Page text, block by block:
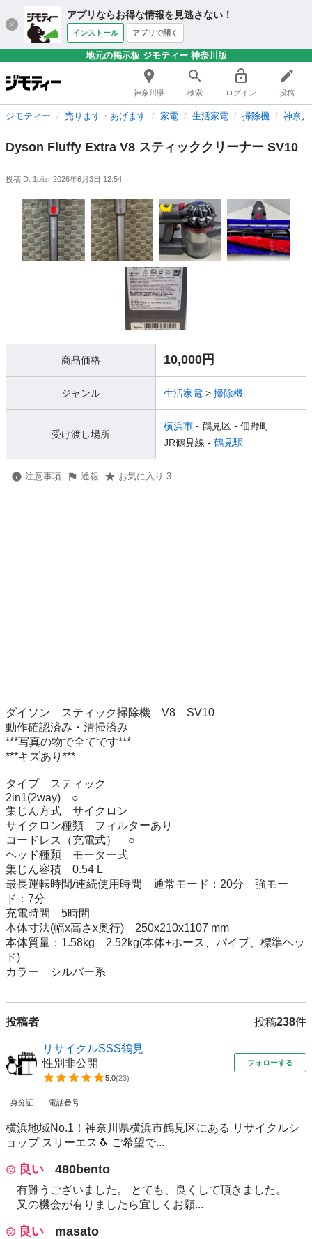
アプリならお得な情報を見逃さない！
インストール アプリで開く
地元の掲示板 ジモティー 神奈川版
神奈川県 検索 ログイン 投稿
ジモティー 売ります・あげます 家電 生活家電 掃除機 神奈
Dyson Fluffy Extra V8 スティッククリーナー SV10
投稿ID: 1plizr 2026年6月3日 12:54
商品価格 10,000円
ジャンル 生活家電 > 掃除機
受け渡し場所
横浜市 - 鶴見区 - 佃野町
JR鶴見線 - 鶴見駅
注意事項 通報 お気に入り 3
ダイソン　スティック掃除機　V8　SV10
動作確認済み・清掃済み
***写真の物で全てです***
***キズあり***
タイプ　スティック
2in1(2way)　○
集じん方式　サイクロン
サイクロン種類　フィルターあり
コードレス（充電式）　○
ヘッド種類　モーター式
集じん容積　0.54 L
最長運転時間/連続使用時間　通常モード：20分　強モー
ド：7分
充電時間　5時間
本体寸法(幅x高さx奥行)　250x210x1107 mm
本体質量：1.58kg　2.52kg(本体+ホース、パイプ、標準ヘッ
ド)
カラー　シルバー系
投稿者 投稿238件
リサイクルSSS鶴見
性別非公開
5.0(23)
フォローする
身分証 電話番号
横浜地域No.1！神奈川県横浜市鶴見区にある リサイクルシ
ョップ スリーエス🐧 ご希望で...
良い 480bento
有難うございました。 とても、良くして頂きました。
又の機会が有りましたら宜しくお願...
良い masato